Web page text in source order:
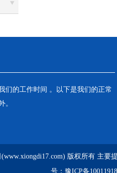
们的工作时间 。以下是我们的正常
。
版权所有 主要
号： 豫ICP备